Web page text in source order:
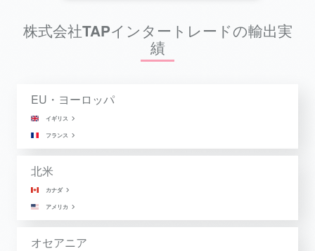
株式会社TAPインタートレードの輸出実
績
EU・ヨーロッパ
イギリス
フランス
北米
カナダ
アメリカ
オセアニア